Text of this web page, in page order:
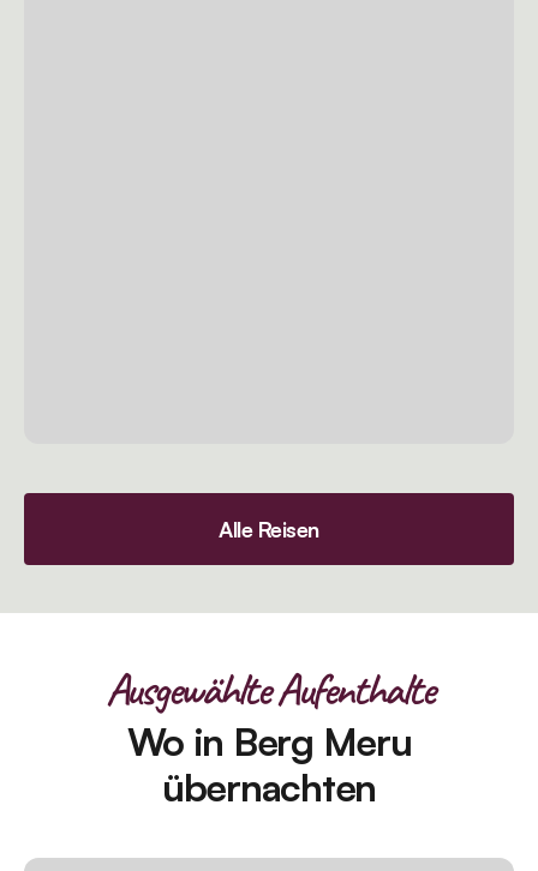
Alle Reisen
Ausgewählte Aufenthalte
Wo in Berg Meru
übernachten